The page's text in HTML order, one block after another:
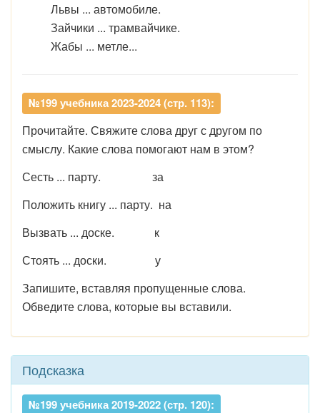
Львы ... автомобиле.
Зайчики ... трамвайчике.
Жабы ... метле...
№199 учебника 2023-2024 (стр. 113):
Прочитайте. Свяжите слова друг с другом по
смыслу. Какие слова помогают нам в этом?
Сесть ... парту. за
Положить книгу ... парту. на
Вызвать ... доске. к
Стоять ... доски. у
Запишите, вставляя пропущенные слова.
Обведите слова, которые вы вставили.
Подсказка
№199 учебника 2019-2022 (стр. 120):